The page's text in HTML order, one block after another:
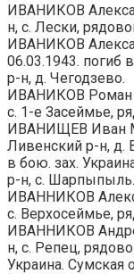
ИВАНИКОВ
н, с. Лески,
ИВАНИКОВ
06.03.1943. погиб
р-н, д. Чегодзево.
ИВАНИКОВ Роман
с. 1-е Засеймье,
ИВАНИЩЕВ Иван
Ливенский р-н, д.
в бою. зах.
р-н, с. Шарпыпыль.
ИВАННИКОВ
с. Верхосеймье,
ИВАННИКОВ
н, с. Репец,
Украина. Сумская